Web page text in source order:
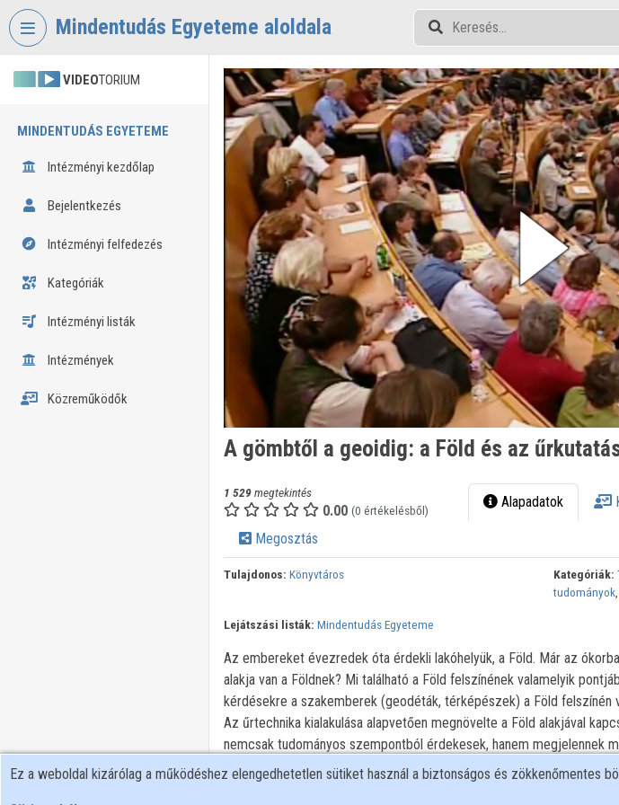
Fejléc kihagyása
Mindentudás Egyeteme aloldala
VIDEOTORIUM
MINDENTUDÁS EGYETEME
Intézményi kezdőlap
Bejelentkezés
Intézményi felfedezés
Kategóriák
Intézményi listák
Intézmények
Közreműködők
A gömbtől a geoidig: a Föld és az
1 529megtekintés
0.00 (0 értékelésből) Alapadatok
Megosztás
Tulajdonos: Könyvtáros Kategóriák:
tudományok
Lejátszási listák: Mindentudás Egyeteme
Az embereket évezredek óta érdekli lakóhelyük, a Föld. Már az
alakja van a Földnek? Mi található a Föld felszínének valamelyik
kérdésekre a szakemberek (geodéták, térképészek) a Föld
Az űrtechnika kialakulása alapvetően megnövelte a Föld alakjával
nemcsak tudományos szempontból érdekesek, hanem megjelennek
például a meteorológiai célú űrfelvételekre vagy a korszerű
Ez a weboldal kizárólag a működéshez elengedhetetlen sütiket használ a biztonságos és zökkenőmentes